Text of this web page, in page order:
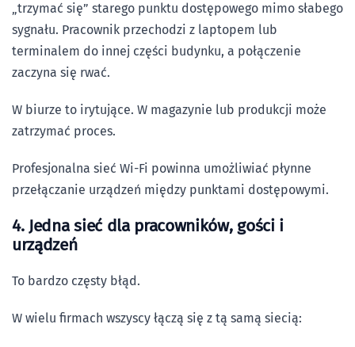
„trzymać się” starego punktu dostępowego mimo słabego
sygnału. Pracownik przechodzi z laptopem lub
terminalem do innej części budynku, a połączenie
zaczyna się rwać.
W biurze to irytujące. W magazynie lub produkcji może
zatrzymać proces.
Profesjonalna sieć Wi-Fi powinna umożliwiać płynne
przełączanie urządzeń między punktami dostępowymi.
4. Jedna sieć dla pracowników, gości i
urządzeń
To bardzo częsty błąd.
W wielu firmach wszyscy łączą się z tą samą siecią: